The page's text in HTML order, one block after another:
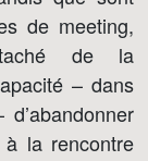
de meeting,
de la
– dans
à la rencontre